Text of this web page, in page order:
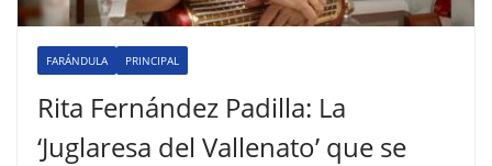
FARÁNDULA PRINCIPAL
Rita Fernández Padilla: La
‘Juglaresa del Vallenato’ que se